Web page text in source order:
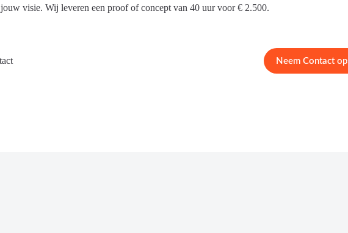
visie. Wij leveren een proof of concept van 40 uur voor € 2.500.
Neem Contact op